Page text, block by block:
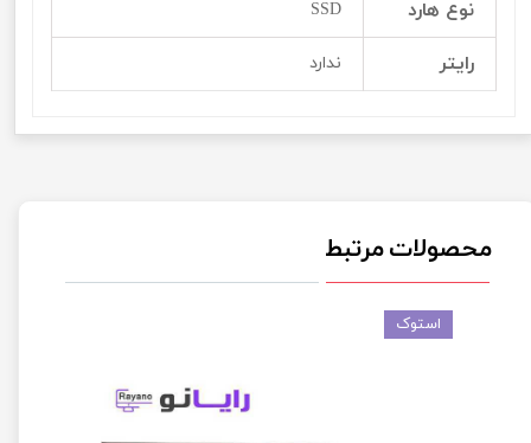
نوع هارد SSD
رایتر ندارد
محصولات مرتبط
استوک